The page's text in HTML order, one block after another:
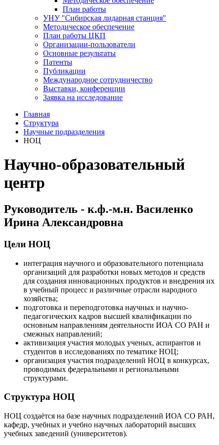
План работы
УНУ "Сибирская лидарная станция"
Методическое обеспечение
План работы ЦКП
Организации-пользователи
Основные результаты
Патенты
Публикации
Международное сотрудничество
Выставки, конференции
Заявка на исследование
Главная
Структура
Научные подразделения
НОЦ
Научно-образовательный
центр
Руководитель - к.ф.-м.н. Василенко
Ирина Александровна
Цели НОЦ
интеграция научного и образовательного потенциала
организаций для разработки новых методов и средств
для создания инновационных продуктов и внедрения их
в учебный процесс и различные отрасли народного
хозяйства;
подготовка и переподготовка научных и научно-
педагогических кадров высшей квалификации по
основным направлениям деятельности ИОА СО РАН и
смежных направлений;
активизация участия молодых ученых, аспирантов и
студентов в исследованиях по тематике НОЦ;
организация участия подразделений НОЦ в конкурсах,
проводимых федеральными и региональными
структурами.
Структура НОЦ
НОЦ создаётся на базе научных подразделений ИОА СО РАН,
кафедр, учебных и учебно научных лабораторий высших
учебных заведений (университетов).